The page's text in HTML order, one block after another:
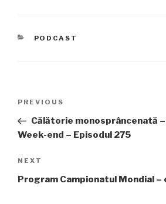
CATEGORIES
PODCAST
Post
Previous
Post
PREVIOUS
Călătorie monosprâncenată
Week-end – Episodul 275
Next
Post
NEXT
Program Campionatul Mondial –